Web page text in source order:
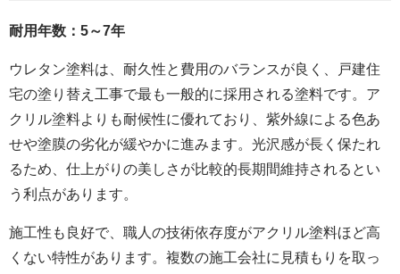
耐用年数：5～7年
ウレタン塗料は、耐久性と費用のバランスが良く、戸建住
宅の塗り替え工事で最も一般的に採用される塗料です。ア
クリル塗料よりも耐候性に優れており、紫外線による色あ
せや塗膜の劣化が緩やかに進みます。光沢感が長く保たれ
るため、仕上がりの美しさが比較的長期間維持されるとい
う利点があります。
施工性も良好で、職人の技術依存度がアクリル塗料ほど高
くない特性があります。複数の施工会社に見積もりを取っ